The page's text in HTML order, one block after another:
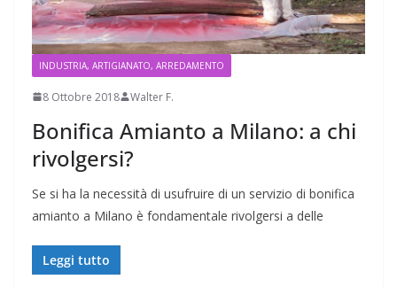
INDUSTRIA, ARTIGIANATO, ARREDAMENTO
8 Ottobre 2018 Walter F.
Bonifica Amianto a Milano: a chi
rivolgersi?
Se si ha la necessità di usufruire di un servizio di bonifica
amianto a Milano è fondamentale rivolgersi a delle
Leggi tutto